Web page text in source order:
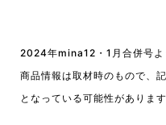
2024年mina12・1月合併号よ
商品情報は取材時のもので、
となっている可能性があります